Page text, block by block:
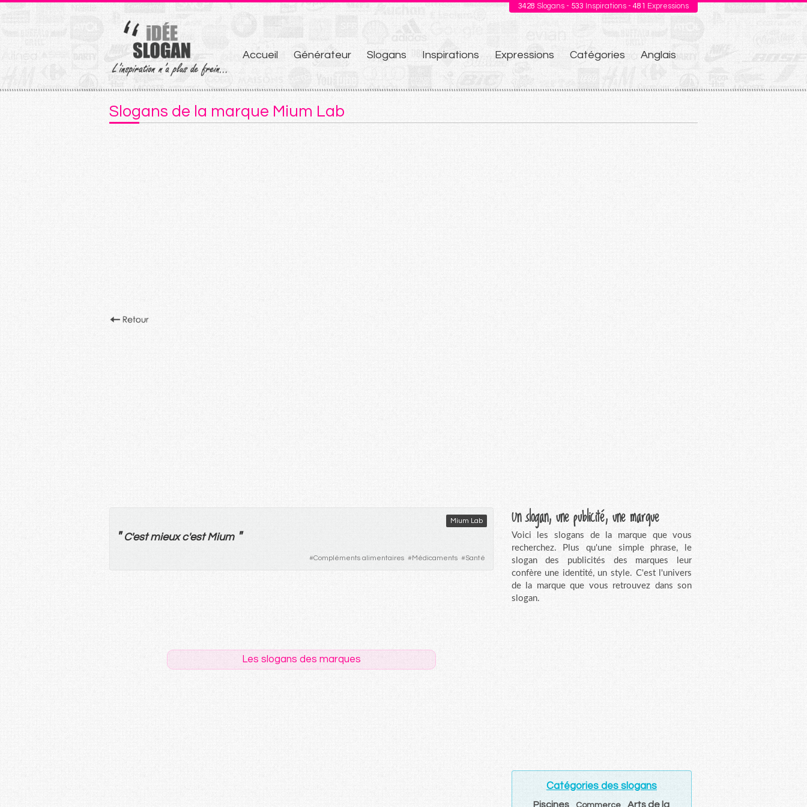
3428 Slogans - 533 Inspirations - 481 Expressions
Aller
au
contenu
Accueil Générateur Slogans Inspirations Expressions Catégories Anglais
Slogans de la marque Mium Lab
Mium Lab
"C'est mieuxc'estMium "
#Compléments alimentaires #Médicaments #Santé
Les slogans des marques
Un slogan, une publicité, une marque
Voici les slogans de la marque que vous
recherchez. Plus qu'une simple phrase, le
slogan des publicités des marques leur
confère une identité, un style. C'est l'univers
de la marque que vous retrouvez dans son
slogan.
Catégories des slogans
Piscines Commerce Arts de la